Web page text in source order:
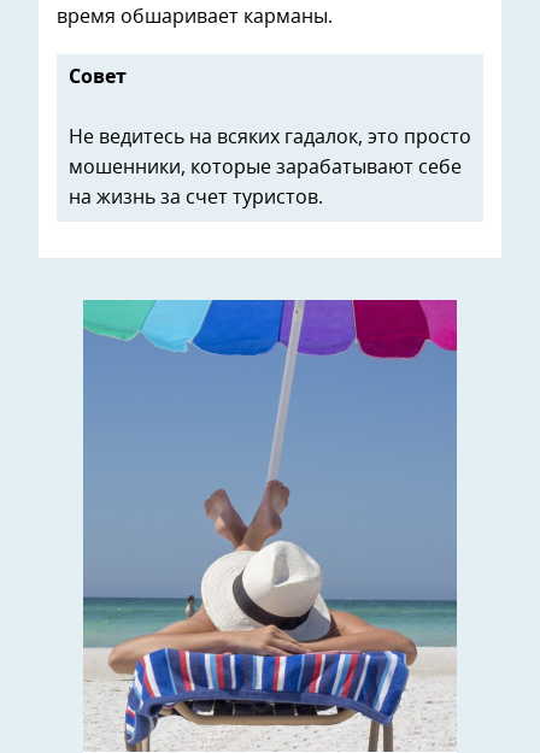
время обшаривает карманы.
Совет
Не ведитесь на всяких гадалок, это просто
мошенники, которые зарабатывают себе
на жизнь за счет туристов.